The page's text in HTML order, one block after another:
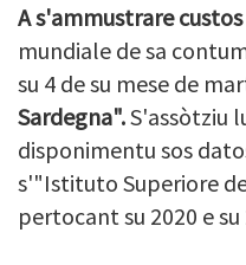
A s'ammustrare
mundiale de sa
su 4 de su mese de
Sardegna".S'assòtziu
disponimentu sos
s'"Istituto Superiore
pertocant su 2020 e su